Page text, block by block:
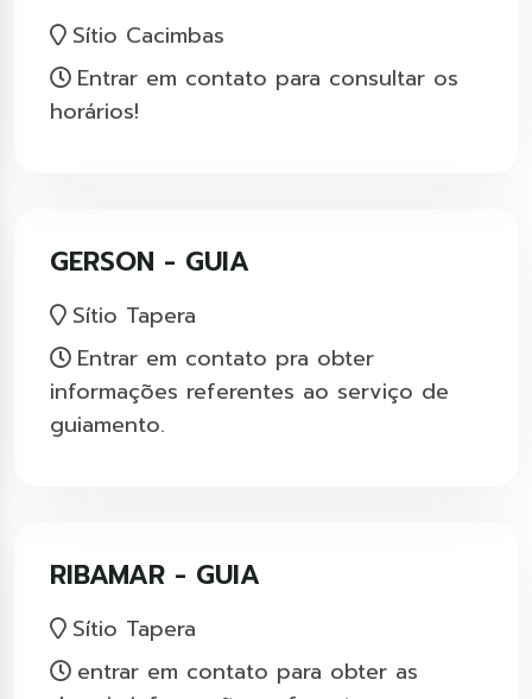
Sítio Cacimbas
Entrar em contato para consultar os
horários!
GERSON - GUIA
Sítio Tapera
Entrar em contato pra obter
informações referentes ao serviço de
guiamento.
RIBAMAR - GUIA
Sítio Tapera
entrar em contato para obter as